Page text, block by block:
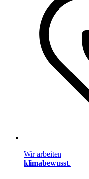
Wir arbeiten
klimabewusst.